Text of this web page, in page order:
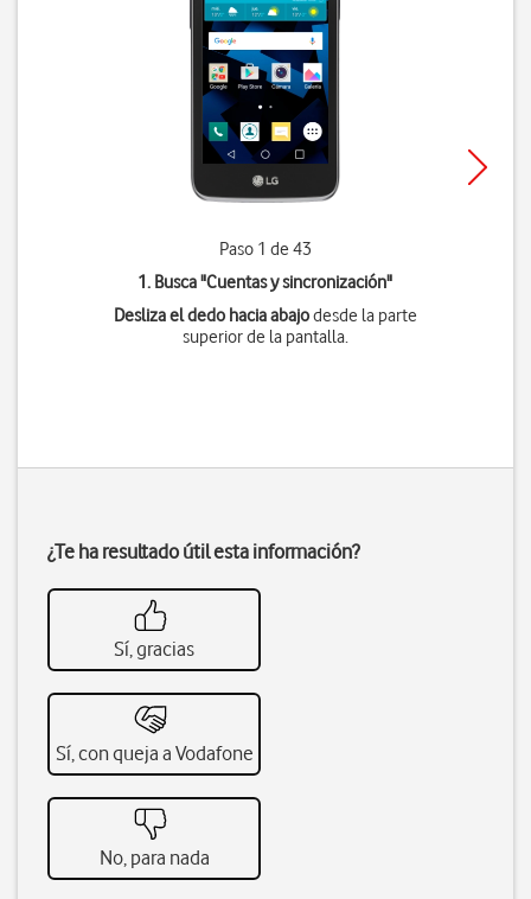
Paso 1 de 43
1. Busca "Cuentas y sincronización"
Desliza el dedo hacia abajodesde la parte
superior de la pantalla.
¿Te ha resultado útil esta información?
Sí, gracias
Sí, con queja a Vodafone
No, para nada